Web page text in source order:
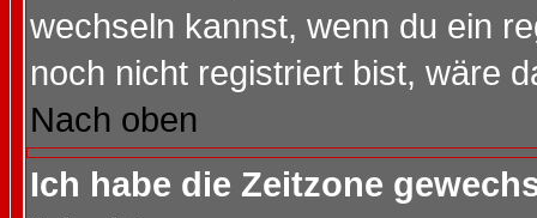
wechseln kannst, wenn du ein
noch nicht registriert bist, wäre
Nach oben
Ich habe die Zeitzone